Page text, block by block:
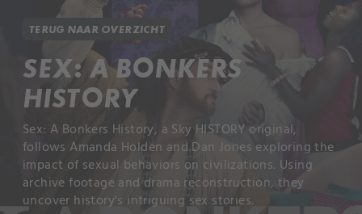
TERUG NAAR OVERZICHT
SEX: A BONKERS
HISTORY
Sex: A Bonkers History, a Sky HISTORY original,
follows Amanda Holden and Dan Jones exploring the
impact of sexual behaviors on civilizations. Using
archive footage and drama reconstruction, they
uncover history's intriguing sex stories.